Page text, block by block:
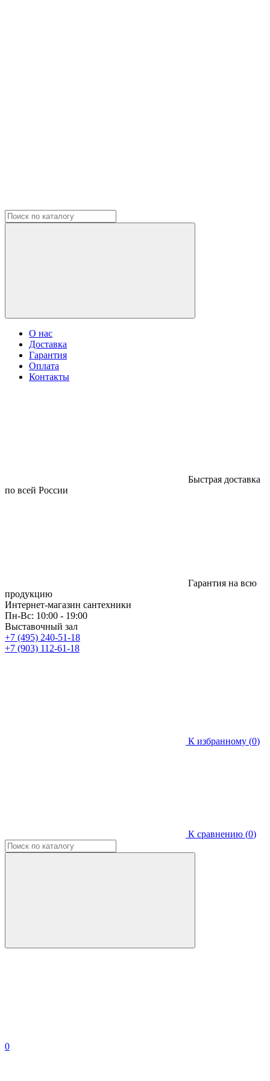
О нас
Доставка
Гарантия
Оплата
Контакты
Быстрая доставка
по всей России
Гарантия на всю
продукцию
Интернет-магазин сантехники
Пн-Вс: 10:00 - 19:00
Выставочный зал
+7 (495) 240-51-18
+7 (903) 112-61-18
К избранному (0)
К сравнению (0)
0